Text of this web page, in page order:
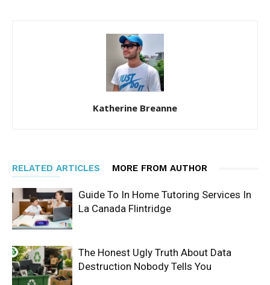
Katherine Breanne
RELATED ARTICLES MORE FROM AUTHOR
Guide To In Home Tutoring Services In
La Canada Flintridge
The Honest Ugly Truth About Data
Destruction Nobody Tells You